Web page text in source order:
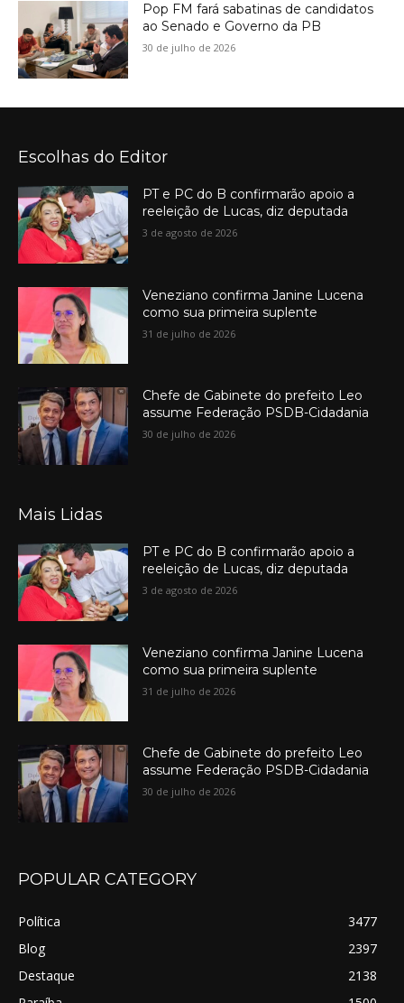
Pop FM fará sabatinas de candidatos
ao Senado e Governo da PB
30 de julho de 2026
Escolhas do Editor
PT e PC do B confirmarão apoio a
reeleição de Lucas, diz deputada
3 de agosto de 2026
Veneziano confirma Janine Lucena
como sua primeira suplente
31 de julho de 2026
Chefe de Gabinete do prefeito Leo
assume Federação PSDB-Cidadania
30 de julho de 2026
Mais Lidas
PT e PC do B confirmarão apoio a
reeleição de Lucas, diz deputada
3 de agosto de 2026
Veneziano confirma Janine Lucena
como sua primeira suplente
31 de julho de 2026
Chefe de Gabinete do prefeito Leo
assume Federação PSDB-Cidadania
30 de julho de 2026
POPULAR CATEGORY
Política
3477
Blog
2397
Destaque
2138